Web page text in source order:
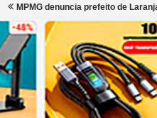
prefeito de Laranjal e dois
de cafeteria anexa ao